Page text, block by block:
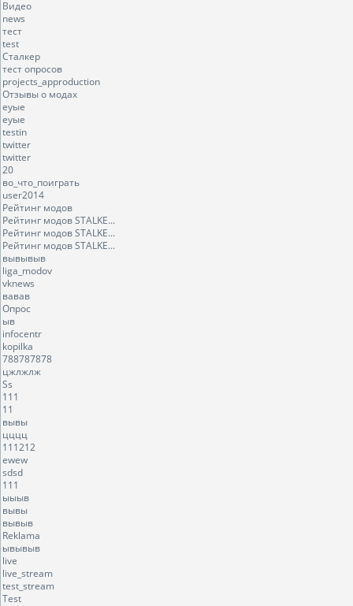
Видео
news
тест
test
Сталкер
тест опросов
projects_approduction
Отзывы о модах
еуые
еуые
testin
twitter
twitter
20
во_что_поиграть
user2014
Рейтинг модов
Рейтинг модов STALKE...
Рейтинг модов STALKE...
Рейтинг модов STALKE...
вывывыв
liga_modov
vknews
вавав
Опрос
ыв
infocentr
kopilka
788787878
цжлжлж
Ss
111
11
вывы
цццц
111212
ewew
sdsd
111
ыыыв
вывы
вывыв
Reklama
ывывыв
live
live_stream
test_stream
Test